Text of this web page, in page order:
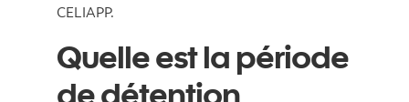
CELIAPP.
Quelle est la période
de détention